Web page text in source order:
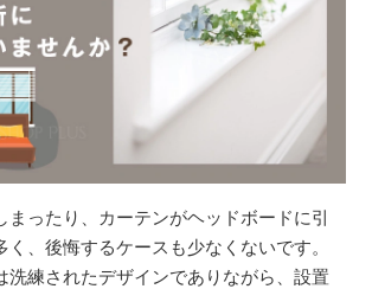
まったり、カーテンがヘッドボードに引
く、後悔するケースも少なくないです。
洗練されたデザインでありながら、設置